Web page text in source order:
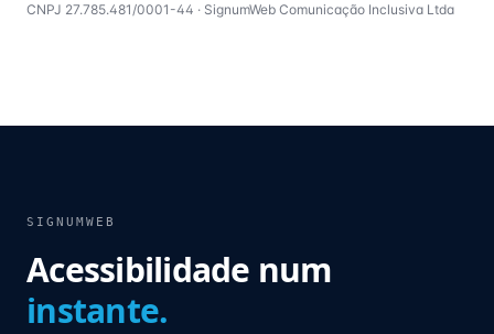
CNPJ 27.785.481/0001-44 · SignumWeb Comunicação Inclusiva Ltda
SIGNUMWEB
Acessibilidade num
instante.